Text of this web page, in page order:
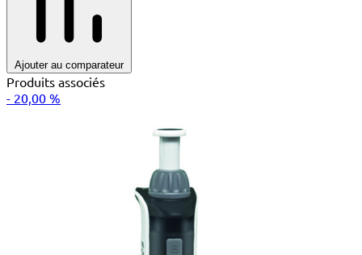
Ajouter au comparateur
Produits associés
- 20,00 %